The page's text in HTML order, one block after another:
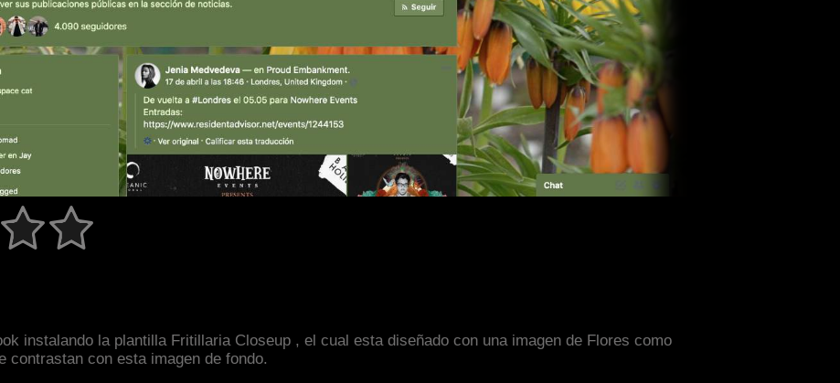
instalando la plantilla Fritillaria Closeup , el cual esta diseñado con una imagen de Flores como
contrastan con esta imagen de fondo.